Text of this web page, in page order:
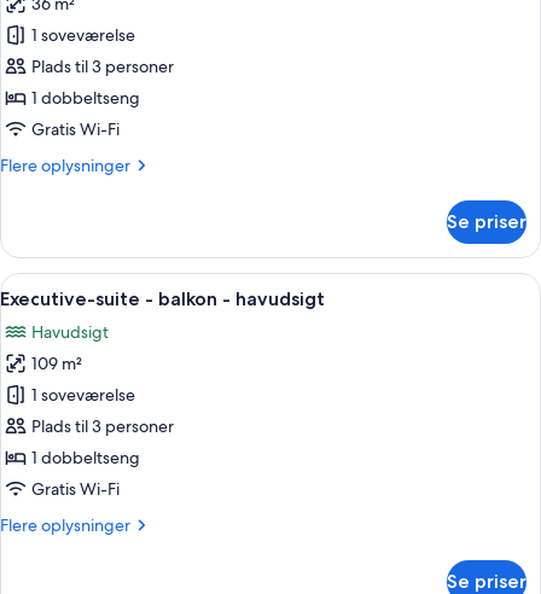
af
Superior-
værelse
-
balkon
1 soveværelse
Plads til 3 personer
1 dobbeltseng
Gratis Wi-Fi
Flere oplysninger
Flere
værelse
balkon
Se priser
Indlæs
alle
billeder
af
Executive-
suite
-
balkon
havudsigt
En moderne stue med pejs, et
7
Executive-suite - balkon - havudsigt
Havudsigt
109 m²
1 soveværelse
Plads til 3 personer
1 dobbeltseng
Gratis Wi-Fi
Flere oplysninger
Flere
Se priser